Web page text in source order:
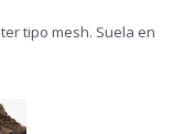
tipo mesh. Suela en